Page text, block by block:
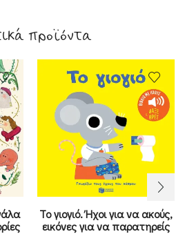
προϊόντα
Το γιογιό. Ήχοι για να ακούς,
εικόνες για να παρατηρείς